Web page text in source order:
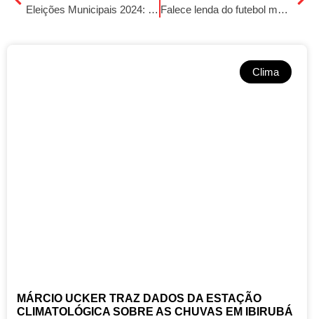
Eleições Municipais 2024: Inovações e Desafios para os Brasileiros nas Urnas Falece lenda do futebol mundial: Mario Jorge Lobo Zagallo
Clima
MÁRCIO UCKER TRAZ DADOS DA ESTAÇÃO
CLIMATOLÓGICA SOBRE AS CHUVAS EM IBIRUBÁ